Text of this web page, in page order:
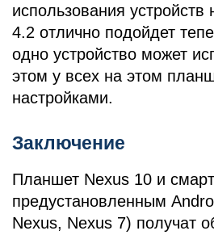
использования
4.2 отлично подойдет
одно устройство может
этом у всех на этом
настройками.
Заключение
Планшет Nexus 10 и
предустановленным
Nexus, Nexus 7) получат